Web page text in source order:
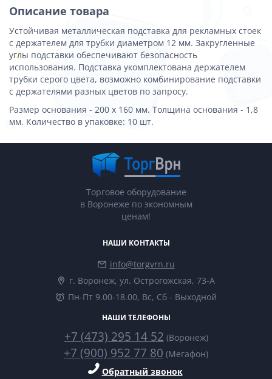
Описание товара
Устойчивая металлическая подставка для рекламных стоек
с держателем для трубки диаметром 12 мм. Закругленные
углы подставки обеспечивают безопасность
использования. Подставка укомплектована держателем
трубки серого цвета, возможно комбинирование подставки
с держателями разных цветов по запросу.
Размер основания - 200 x 160 мм. Толщина основания - 1,8
мм. Количество в упаковке: 10 шт.
Торговое оборудование
в Воронеже по экономным
ценам!
НАШИ КОНТАКТЫ
info@torgvrn.ru
г. Воронеж, ул. Острогожская, 73-А
Пн-Пт 9.00-18.00, Вс, Сб - Выходной
НАШИ ТЕЛЕФОНЫ
+7 (473) 295 14 52 (Воронеж)
+7 (900) 952 77 80 (Мегафон)
Обратный звонок